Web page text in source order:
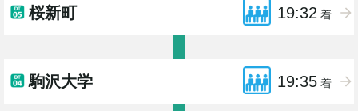
桜新町 19:32 着
駒沢大学 19:35 着